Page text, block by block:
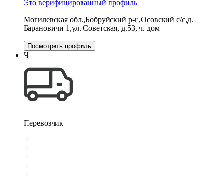
Это верифицированный профиль.
Могилевская обл.,Бобруйский р-н,Осовский с/с,д.
Барановичи 1,ул. Советская, д.53, ч. дом
Посмотреть профиль
Ч
Перевозчик